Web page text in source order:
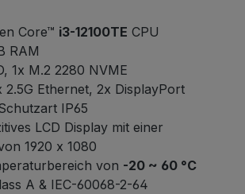
Core™ i3-12100TE CPU
RAM
1x M.2 2280 NVME
2.5G Ethernet, 2x DisplayPort
IP65
LCD Display mit einer
1920 x 1080
von -20 ~ 60 °C
A & IEC-60068-2-64